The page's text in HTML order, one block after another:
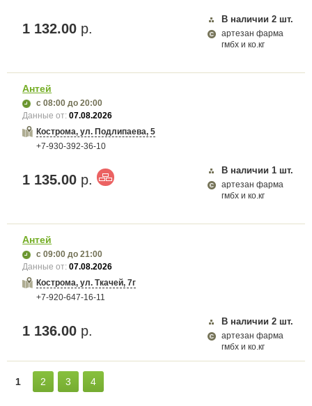
1 132.00 р.
В наличии 2 шт.
артезан фарма
гмбх и ко.кг
Антей
с 08:00 до 20:00
Данные от:07.08.2026
Кострома, ул. Подлипаева, 5
+7-930-392-36-10
1 135.00 р.
В наличии 1 шт.
артезан фарма
гмбх и ко.кг
Антей
с 09:00 до 21:00
Данные от:07.08.2026
Кострома, ул. Ткачей, 7г
+7-920-647-16-11
1 136.00 р.
В наличии 2 шт.
артезан фарма
гмбх и ко.кг
1 2 3 4